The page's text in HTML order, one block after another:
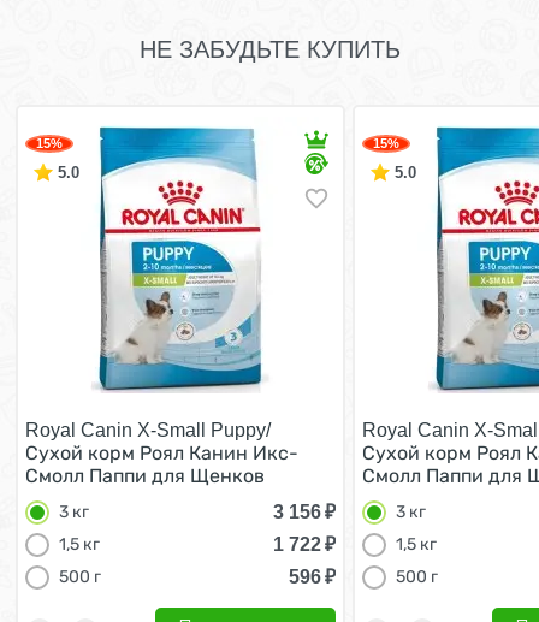
НЕ ЗАБУДЬТЕ КУПИТЬ
15%
5.0
Royal Canin X-Small Puppy/
Сухой корм Роял Канин Икс-
Смолл Паппи для Щенков
мелких пород 3 кг
3 кг 3 156₽
1,5 кг
1 722₽
500 г
596₽
15%
5.0
Royal Canin X-
Сухой корм Роял
Смолл Паппи для
мелких пород 3 кг
3 кг
1,5 кг
500 г